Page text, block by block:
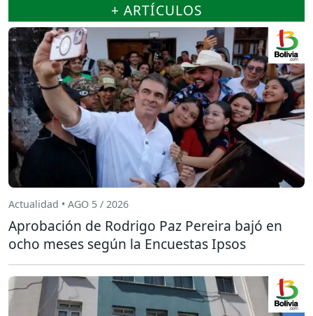
+ ARTÍCULOS
Actualidad • AGO 5 / 2026
Aprobación de Rodrigo Paz Pereira bajó en
ocho meses según la Encuestas Ipsos